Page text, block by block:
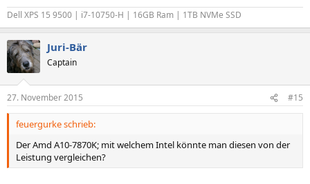
Dell XPS 15 9500 | i7-10750-H | 16GB Ram | 1TB NVMe SSD
Juri-Bär
Captain
27. November 2015 #15
feuergurke schrieb:
Der Amd A10-7870K; mit welchem Intel könnte man diesen von der
Leistung vergleichen?